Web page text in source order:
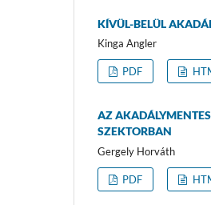
KÍVÜL-BELÜL
Kinga Angler
PDF
AZ
SZEKTORBAN
Gergely Horváth
PDF